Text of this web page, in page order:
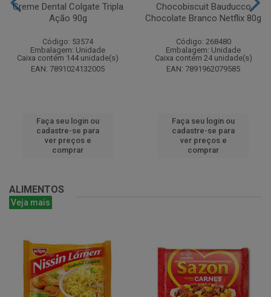
Creme Dental Colgate Tripla
Ação 90g
Código: 53574
Embalagem: Unidade
Caixa contém 144 unidade(s)
EAN: 7891024132005
Faça seu login ou
cadastre-se para
ver preços e
comprar
Chocobiscuit Bauducco
Chocolate Branco Netflix 80g
Código: 268480
Embalagem: Unidade
Caixa contém 24 unidade(s)
EAN: 7891962079585
Faça seu login ou
cadastre-se para
ver preços e
comprar
ALIMENTOS
Veja mais